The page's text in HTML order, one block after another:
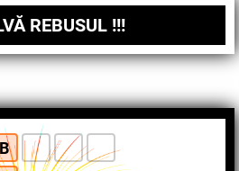
REBUSUL !!!